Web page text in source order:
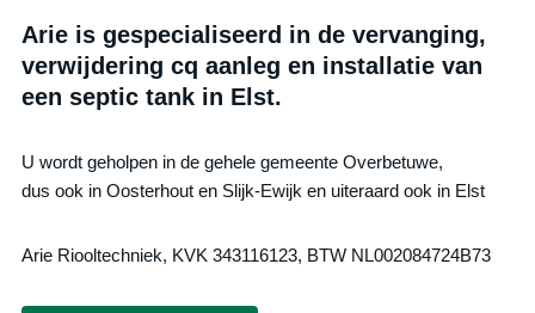
Arie is gespecialiseerd in de vervanging,
verwijdering cq aanleg en installatie van
een septic tank in Elst.
U wordt geholpen in de gehele gemeente Overbetuwe,
dus ook in Oosterhout en Slijk-Ewijk en uiteraard ook in Elst
Arie Riooltechniek, KVK 343116123, BTW NL002084724B73